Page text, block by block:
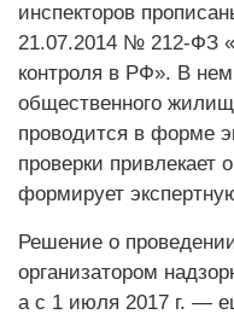
инспекторов
21.07.2014 № 212-ФЗ
контроля в РФ». В
общественного
проводится в форме
проверки привлекает
формирует
Решение о
организатором
а с 1 июля 2017 г. —